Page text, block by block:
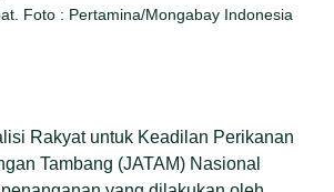
Foto : Pertamina/Mongabay Indonesia
Rakyat untuk Keadilan Perikanan
Tambang (JATAM) Nasional